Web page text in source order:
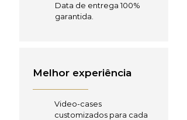
Data de entrega 100%
garantida.
Melhor experiência
Video-cases
customizados para cada